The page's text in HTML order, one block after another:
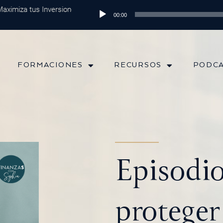
tus Inversiones Episodio 202: Diversificación Global: Protege tu
Reproductor
00:00
FORMACIONES RECURSOS